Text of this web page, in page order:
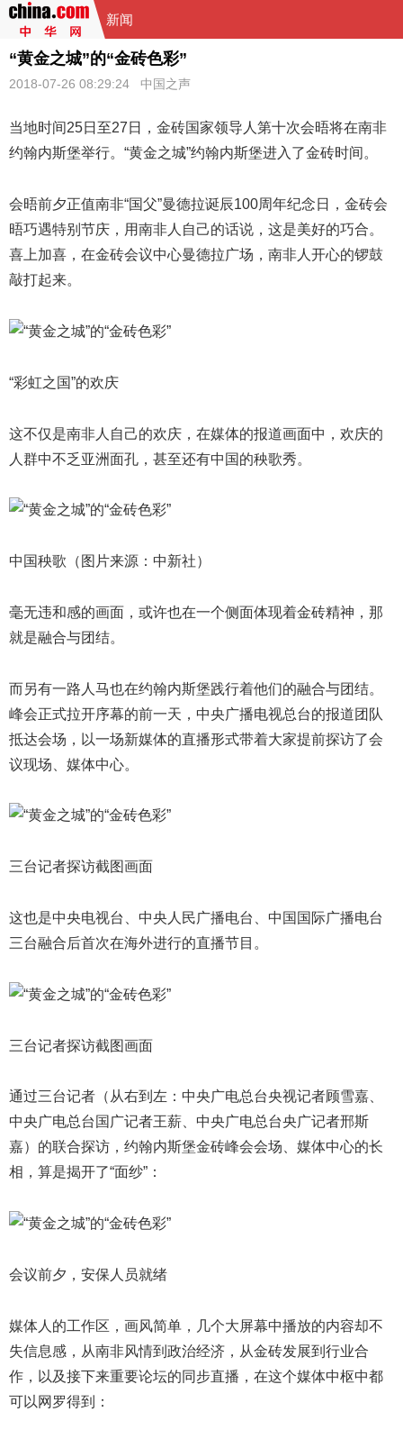
新闻
“黄金之城”的“金砖色彩”
2018-07-26 08:29:24 中国之声
当地时间25日至27日，金砖国家领导人第十次会晤将在南非
约翰内斯堡举行。“黄金之城”约翰内斯堡进入了金砖时间。
会晤前夕正值南非“国父”曼德拉诞辰100周年纪念日，金砖会
晤巧遇特别节庆，用南非人自己的话说，这是美好的巧合。
喜上加喜，在金砖会议中心曼德拉广场，南非人开心的锣鼓
敲打起来。
“彩虹之国”的欢庆
这不仅是南非人自己的欢庆，在媒体的报道画面中，欢庆的
人群中不乏亚洲面孔，甚至还有中国的秧歌秀。
中国秧歌（图片来源：中新社）
毫无违和感的画面，或许也在一个侧面体现着金砖精神，那
就是融合与团结。
而另有一路人马也在约翰内斯堡践行着他们的融合与团结。
峰会正式拉开序幕的前一天，中央广播电视总台的报道团队
抵达会场，以一场新媒体的直播形式带着大家提前探访了会
议现场、媒体中心。
三台记者探访截图画面
这也是中央电视台、中央人民广播电台、中国国际广播电台
三台融合后首次在海外进行的直播节目。
三台记者探访截图画面
通过三台记者（从右到左：中央广电总台央视记者顾雪嘉、
中央广电总台国广记者王薪、中央广电总台央广记者邢斯
嘉）的联合探访，约翰内斯堡金砖峰会会场、媒体中心的长
相，算是揭开了“面纱”：
会议前夕，安保人员就绪
媒体人的工作区，画风简单，几个大屏幕中播放的内容却不
失信息感，从南非风情到政治经济，从金砖发展到行业合
作，以及接下来重要论坛的同步直播，在这个媒体中枢中都
可以网罗得到：